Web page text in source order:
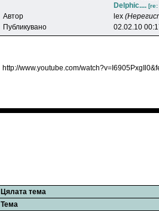
Delphic.... [re:
Автор lex
Публикувано
02.02.10
http://www.youtube.com/
Цялата тема
Тема